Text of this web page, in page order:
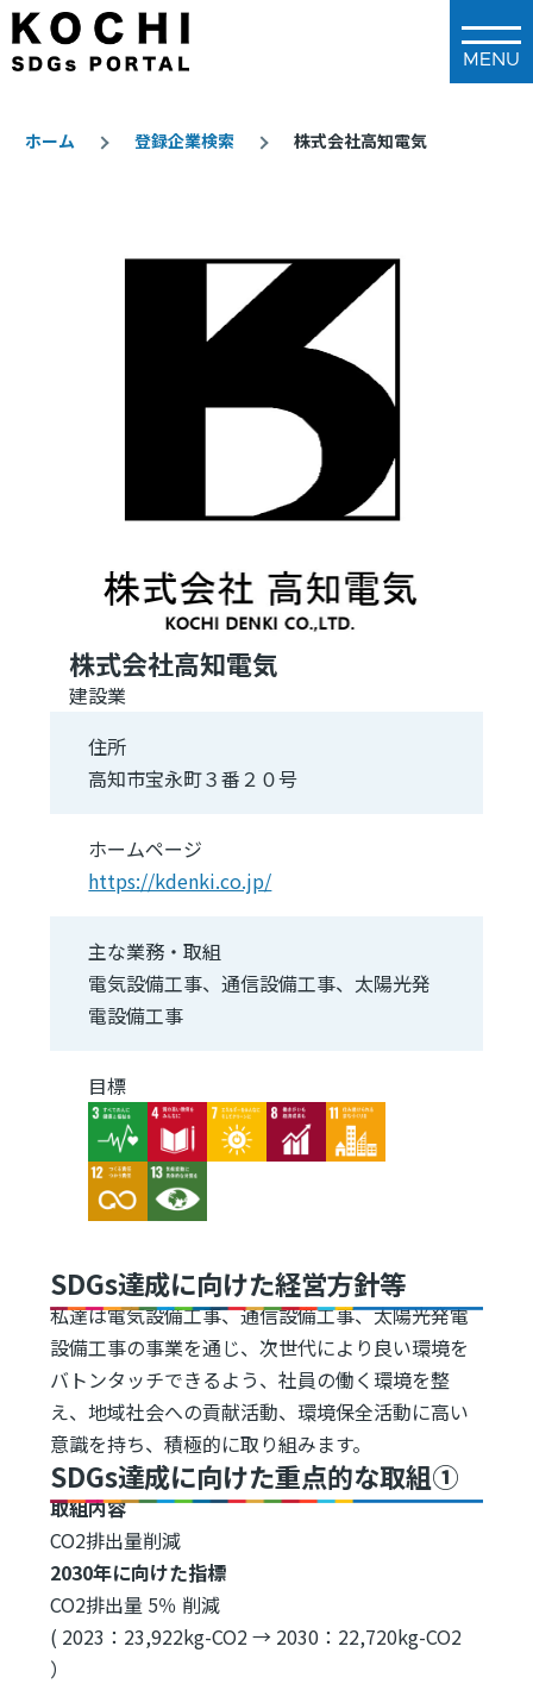
メインコンテンツに移動
ホーム 登録企業検索 株式会社高知電気
株式会社高知電気
建設業
住所
高知市宝永町３番２０号
ホームページ
https://kdenki.co.jp/
主な業務・取組
電気設備工事、通信設備工事、太陽光発
電設備工事
目標
Image
Image Image Image Image
Image Image
SDGs達成に向けた経営方針等
私達は電気設備工事、通信設備工事、太陽光発電
設備工事の事業を通じ、次世代により良い環境を
バトンタッチできるよう、社員の働く環境を整
え、地域社会への貢献活動、環境保全活動に高い
意識を持ち、積極的に取り組みます。
SDGs達成に向けた重点的な取組①
取組内容
CO2排出量削減
2030年に向けた指標
CO2排出量 5％ 削減
( 2023：23,922kg-CO2 → 2030：22,720kg-CO2
）